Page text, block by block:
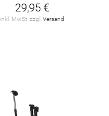
29,95 €
inkl. MwSt. zzgl. Versand